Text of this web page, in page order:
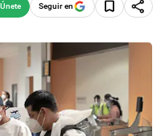
Seguir en